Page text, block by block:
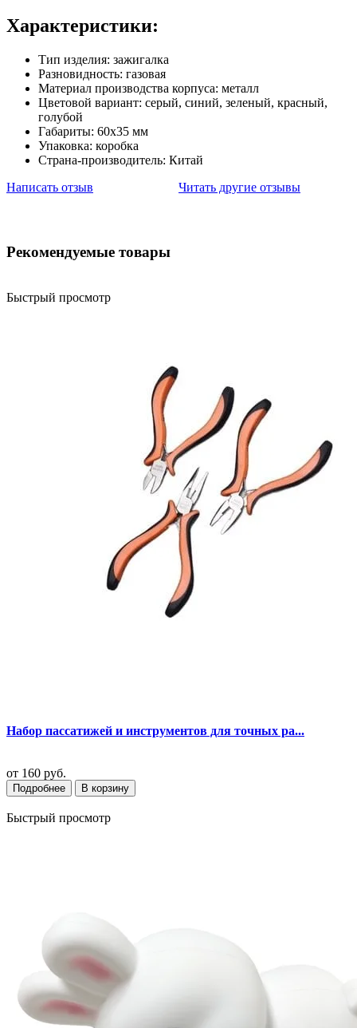
Характеристики:
Тип изделия: зажигалка
Разновидность: газовая
Материал производства корпуса: металл
Цветовой вариант: серый, синий, зеленый, красный,
голубой
Габариты: 60х35 мм
Упаковка: коробка
Страна-производитель: Китай
Написать отзыв
Читать другие отзывы
Рекомендуемые товары
Быстрый просмотр
Набор пассатижей и инструментов для точных ра...
от 160 руб.
Подробнее В корзину
Быстрый просмотр